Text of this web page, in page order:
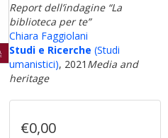
Report dell’indagine “La
biblioteca per te”
Chiara Faggiolani
Studi e Ricerche (Studi
umanistici), 2021 Media and
heritage
€0,00